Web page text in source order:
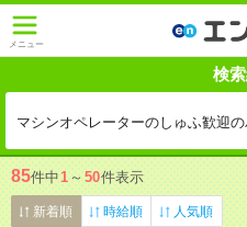
メニュー
検
マシンオペレーターのしゅふ歓迎
85件中1 ～ 50件表示
新着順 時給順 人気順